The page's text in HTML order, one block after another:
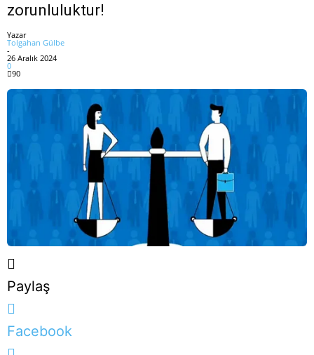
zorunluluktur!
Yazar
Tolgahan Gülbe
-
26 Aralık 2024
0
90
Paylaş
Facebook